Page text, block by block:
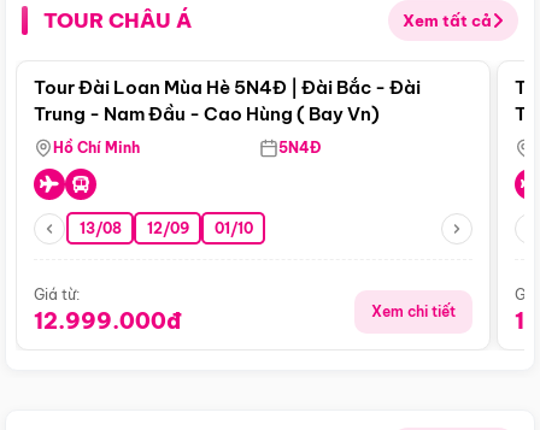
TOUR CHÂU Á Xem tất cả
Điểm nổi bật
Tour Đài Loan Mùa Hè 5N4Đ | Đài Bắc - Đài
Trung - Nam Đầu - Cao Hùng ( Bay Vn)
Hồ Chí Minh 5N4Đ
13/08 12/09 01/10
Giá từ:
12.999.000đ Xem chi tiết